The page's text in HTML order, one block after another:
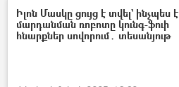
Տեսանյութեր
տեսանյութ
Իլոն Մասկը ցույց է տվել` ինչպես է
մարդանման ռոբոտը կունգ-ֆուի
հնարքներ սովորում․ տեսանյութ